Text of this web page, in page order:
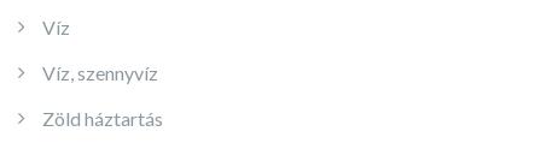
Víz
Víz, szennyvíz
Zöld háztartás